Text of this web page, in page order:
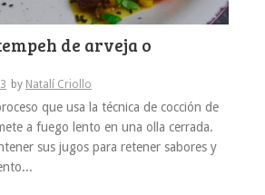
de arveja o
by Natalí Criollo
que usa la técnica de cocción de
a fuego lento en una olla cerrada.
sus jugos para retener sabores y